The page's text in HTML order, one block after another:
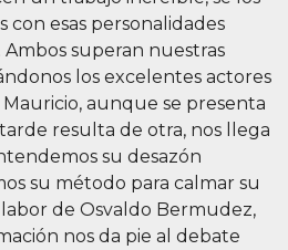
esas personalidades
Ambos superan nuestras
los excelentes actores
aunque se presenta
resulta de otra, nos llega
su desazón
su método para calmar su
de Osvaldo Bermudez,
nos da pie al debate